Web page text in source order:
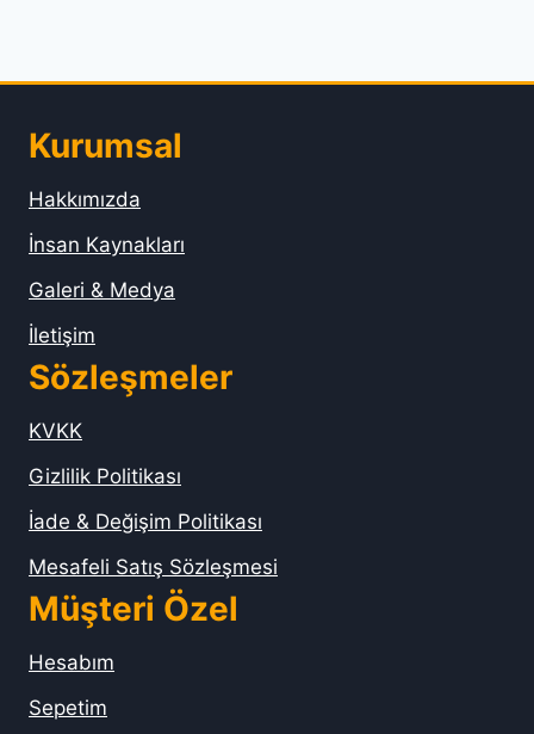
Kurumsal
Hakkımızda
İnsan Kaynakları
Galeri & Medya
İletişim
Sözleşmeler
KVKK
Gizlilik Politikası
İade & Değişim Politikası
Mesafeli Satış Sözleşmesi
Müşteri Özel
Hesabım
Sepetim